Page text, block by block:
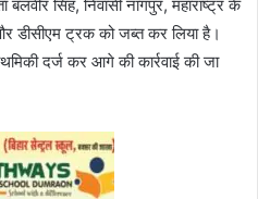
सिंह, निवासी नागपुर, महाराष्ट्र के
डीसीएम ट्रक को जब्त कर लिया है।
दर्ज कर आगे की कार्रवाई की जा